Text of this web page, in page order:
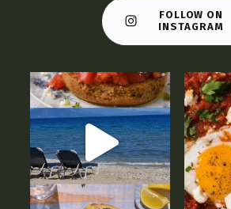
FOLLOW ON
INSTAGRAM